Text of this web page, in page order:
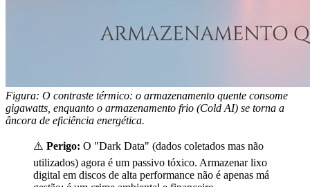
Figura: O contraste térmico: o armazenamento quente consome
gigawatts, enquanto o armazenamento frio (Cold AI) se torna a
âncora de eficiência energética.
⚠️ Perigo: O "Dark Data" (dados coletados mas não
utilizados) agora é um passivo tóxico. Armazenar lixo
digital em discos de alta performance não é apenas má